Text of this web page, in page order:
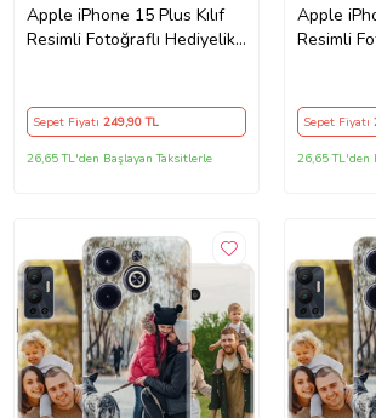
Apple iPhone 15 Plus Kılıf
Resimli Fotoğraflı Hediyelik
Sepet Fiyatı 249,90 TL
26,65 TL'den Başlayan Taksitlerle
Apple
Resimli
Sepet Fiyatı
26,65 TL'den